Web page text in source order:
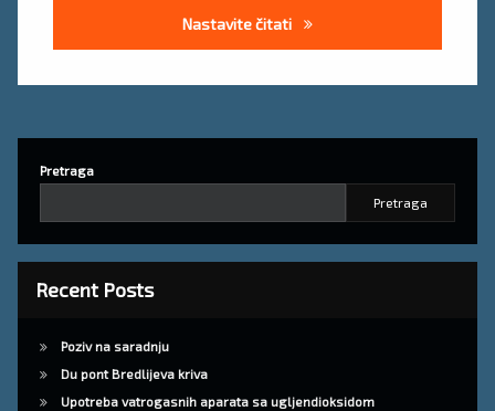
Nastavite čitati Uputa za siguran rad
Pretraga
Pretraga
Recent Posts
Poziv na saradnju
Du pont Bredlijeva kriva
Upotreba vatrogasnih aparata sa ugljendioksidom